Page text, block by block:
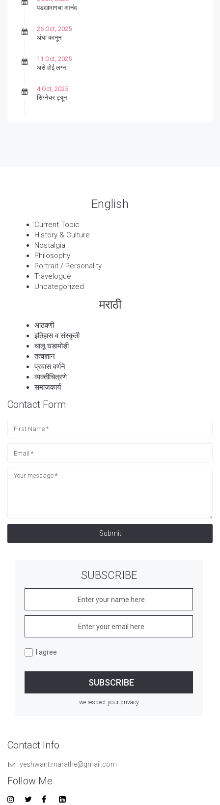
पडद्यामागचा आनंद
26 Oct, 2025
अंधा कानून
11 Oct, 2025
असे होई लग्न
4 Oct, 2025
सिग्नेचर ट्यून
English
Current Topic
History & Culture
Nostalgia
Philosophy
Portrait / Personality
Travelogue
Uncategorized
मराठी
आठवणी
इतिहास व संस्कृती
चालू घडामोडी
तत्वज्ञान
प्रवास वर्णने
व्यक्तीचित्रणे
समाजकार्य
Contact Form
Submit
SUBSCRIBE
I agree
we respect your privacy
Contact Info
yeshwant.marathe@gmail.com
Follow Me